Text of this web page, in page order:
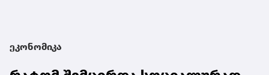
ეკონომიკა